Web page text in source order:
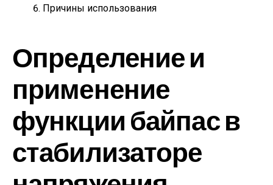
Причины использования
Определение и
применение
функции байпас в
стабилизаторе